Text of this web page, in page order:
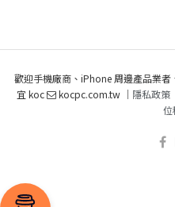
歡迎手機廠商、iPhone 周邊產品業
宜 koc
kocpc.com.tw ｜ 隱私政策
位